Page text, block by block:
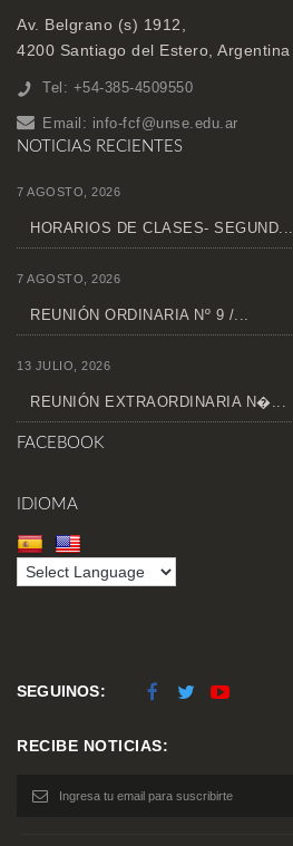
Av. Belgrano (s) 1912,
4200 Santiago del Estero, Argentina
Tel: +54-385-4509550
Email: info-fcf@unse.edu.ar
NOTICIAS RECIENTES
7 AGOSTO, 2026
HORARIOS DE CLASES- SEGUND...
7 AGOSTO, 2026
REUNIÓN ORDINARIA Nº 9 /...
13 JULIO, 2026
REUNIÓN EXTRAORDINARIA N�...
FACEBOOK
IDIOMA
SEGUINOS:
RECIBE NOTICIAS: